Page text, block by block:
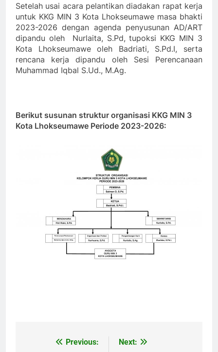
Setelah usai acara pelantikan diadakan rapat kerja
untuk KKG MIN 3 Kota Lhokseumawe masa bhakti
2023-2026 dengan agenda penyusunan AD/ART
dipandu oleh Nurlaita, S.Pd, tupoksi KKG MIN 3
Kota Lhokseumawe oleh Badriati, S.Pd.I, serta
rencana kerja dipandu oleh Sesi Perencanaan
Muhammad Iqbal S.Ud., M.Ag.
Berikut susunan struktur organisasi KKG MIN 3
Kota Lhokseumawe Periode 2023-2026:
NavigasiPrevious:
Next: